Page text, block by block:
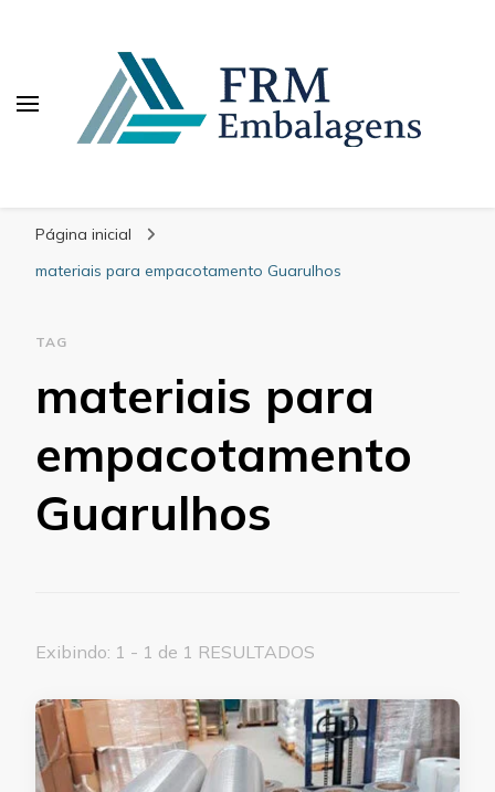
Página inicial
materiais para empacotamento Guarulhos
TAG
materiais para
empacotamento
Guarulhos
Exibindo: 1 - 1 de 1 RESULTADOS